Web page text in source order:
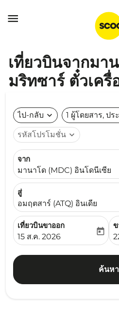

เที่ยวบินจากมา
มริทซาร์ ตั๋วเค
ไป-กลับ expand_more 1 ผู้โดยสาร, ปร
รหัสโปรโมชั่น expand_more
จาก
มานาโด (MDC) อินโดนีเซีย
สู่
อมฤตสาร์ (ATQ) อินเดีย
เที่ยวบินขาออก
fc-booking-departure-
15 ส.ค. 2026
today
ค้นหา